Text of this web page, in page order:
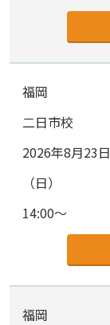
福岡
二日市校
2026年8月23日
（日）
14:00～
福岡